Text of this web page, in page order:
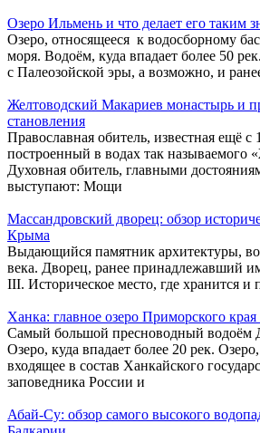
Озеро Ильмень и что делает его таким
Озеро, относящееся к водосборному
моря. Водоём, куда впадает более 50
с Палеозойской эры, а возможно, и
Желтоводский Макариев монастырь и
становления
Православная обитель, известная ещё
построенный в водах так называемого
Духовная обитель, главными
выступают: Мощи
Массандровский дворец: обзор
Крыма
Выдающийся памятник архитектуры,
века. Дворец, ранее принадлежавший
III. Историческое место, где хранится и
Ханка: главное озеро Приморского
Самый большой пресноводный водоём
Озеро, куда впадает более 20 рек.
входящее в состав Ханкайского
заповедника России и
Абай-Су: обзор самого высокого